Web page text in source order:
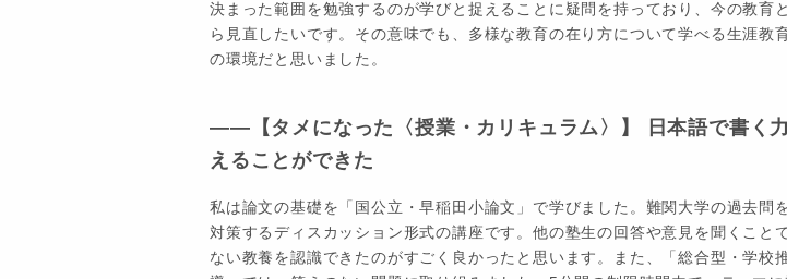
決まった範囲を勉強するのが学びと捉えることに疑問を持っており、今の教育
ら見直したいです。その意味でも、多様な教育の在り方について学べる生涯教
の環境だと思いました。
――【タメになった〈授業・カリキュラム〉】 日本語で書く
えることができた
私は論文の基礎を「国公立・早稲田小論文」で学びました。難関大学の過去問
対策するディスカッション形式の講座です。他の塾生の回答や意見を聞くこと
ない教養を認識できたのがすごく良かったと思います。また、「総合型・学校